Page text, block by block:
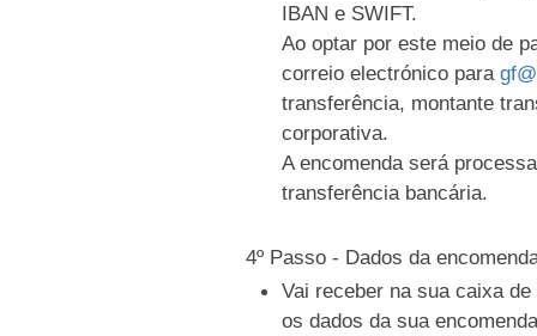
IBAN e SWIFT.
Ao optar por este meio de
correio electrónico para
transferência, montante
corporativa.
A encomenda será
transferência bancária.
4º Passo - Dados da
Vai receber na sua caixa
os dados da sua